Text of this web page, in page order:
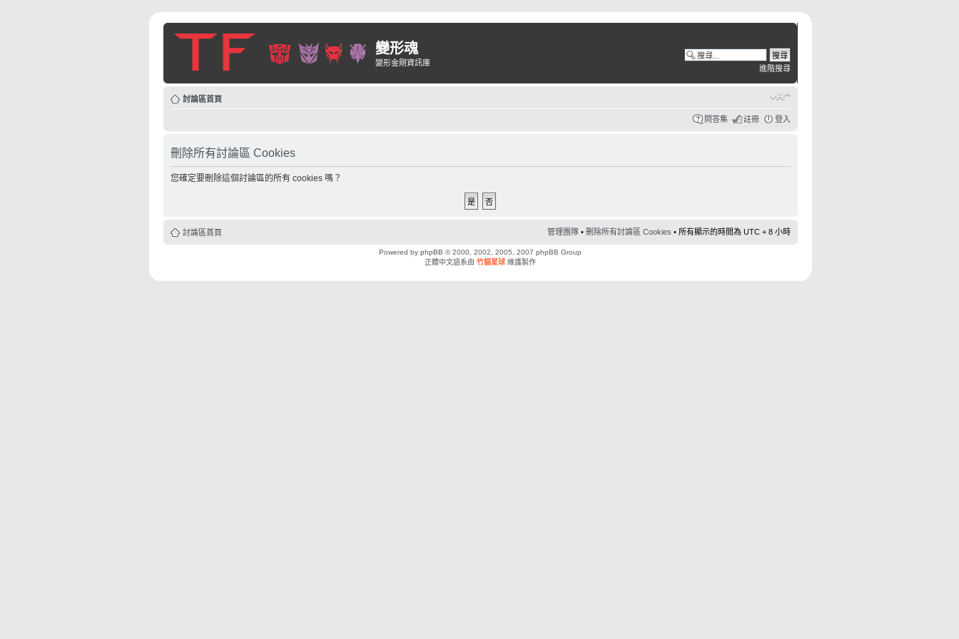
變形魂
變形金剛資訊庫
進階搜尋
討論區首頁
問答集 註冊 登入
刪除所有討論區 Cookies
您確定要刪除這個討論區的所有 cookies 嗎？
討論區首頁 管理團隊 •刪除所有討論區 Cookies • 所有顯示的時間為 UTC + 8 小時
Powered byphpBB © 2000, 2002, 2005, 2007 phpBB Group
正體中文語系由竹貓星球 維護製作